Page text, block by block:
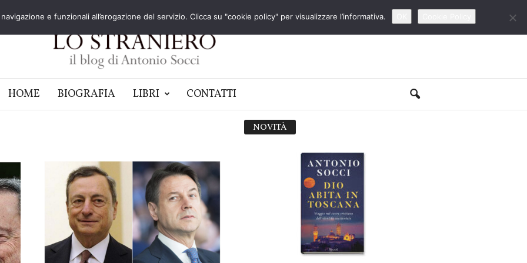
HOME BIOGRAFIA LIBRI CONTATTI
NOVITÀ
e funzionali all’erogazione del servizio. Clicca su "cookie policy" per visualizzare l’informativa.